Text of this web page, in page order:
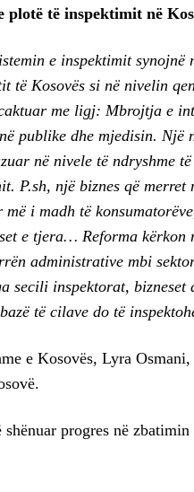
të inspektimit në
e inspektimit synojnë
të Kosovës si në nivelin
me ligj: Mbrojtja e
publike dhe mjedisin. Një
në nivele të ndryshme
P.sh, një biznes që merret
i madh të
e tjera… Reforma kërkon
administrative mbi
secili inspektorat, bizneset
të cilave do të
e Kosovës, Lyra
progres në zbatimin